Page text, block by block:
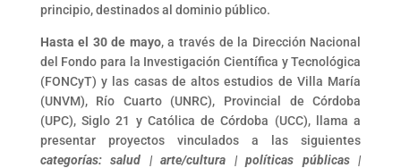
principio, destinados al dominio público.
Hasta el 30 de mayo, a través de la Dirección Nacional
del Fondo para la Investigación Científica y Tecnológica
(FONCyT) y las casas de altos estudios de Villa María
(UNVM), Río Cuarto (UNRC), Provincial de Córdoba
(UPC), Siglo 21 y Católica de Córdoba (UCC), llama a
presentar proyectos vinculados a las siguientes
categorías: salud | arte/cultura | políticas públicas |